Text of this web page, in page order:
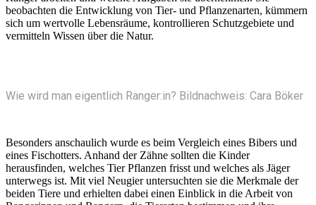
beobachten die Entwicklung von Tier- und Pflanzenarten, kümmern
sich um wertvolle Lebensräume, kontrollieren Schutzgebiete und
vermitteln Wissen über die Natur.
Wie wird man eigentlich Ranger:in? Bildnachweis: Cara Böker
Besonders anschaulich wurde es beim Vergleich eines Bibers und
eines Fischotters. Anhand der Zähne sollten die Kinder
herausfinden, welches Tier Pflanzen frisst und welches als Jäger
unterwegs ist. Mit viel Neugier untersuchten sie die Merkmale der
beiden Tiere und erhielten dabei einen Einblick in die Arbeit von